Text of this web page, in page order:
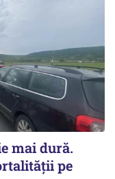
mai dură.
pe